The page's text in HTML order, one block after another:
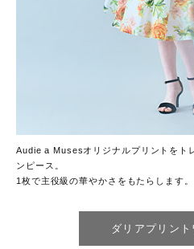
Audie a Musesオリジナルプリントをト
ンピース。
1枚で主役級の華やかさをもたらします。
ダリアプリント